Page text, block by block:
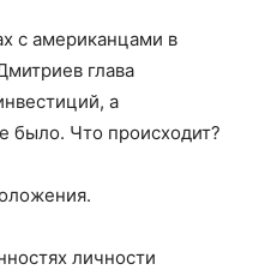
с американцами в
глава
а
было. Что происходит?
личности